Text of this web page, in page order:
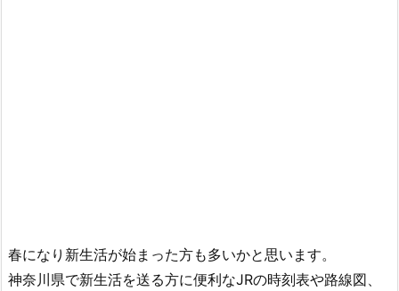
春になり新生活が始まった方も多いかと思います。
神奈川県で新生活を送る方に便利なJRの時刻表や路線図、